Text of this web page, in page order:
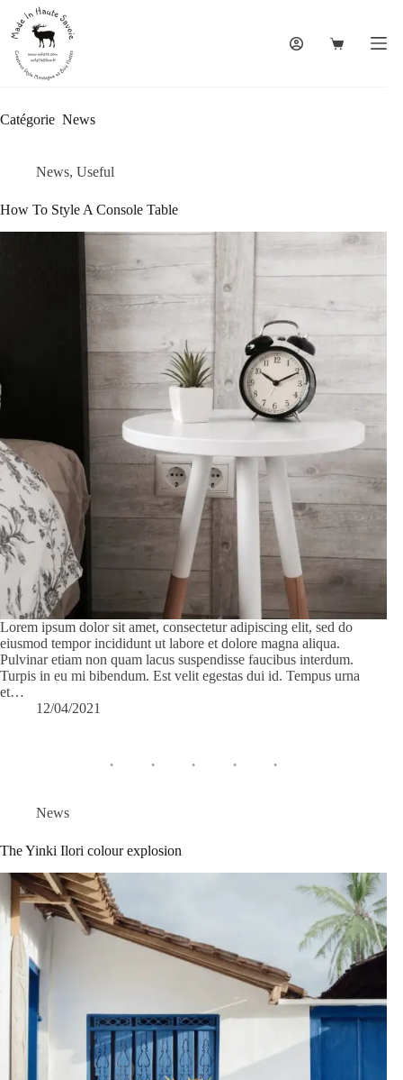
Catégorie News
News, Useful
How To Style A Console Table
Lorem ipsum dolor sit amet, consectetur adipiscing elit, sed do
eiusmod tempor incididunt ut labore et dolore magna aliqua.
Pulvinar etiam non quam lacus suspendisse faucibus interdum.
Turpis in eu mi bibendum. Est velit egestas dui id. Tempus urna
et…
12/04/2021
News
The Yinki Ilori colour explosion